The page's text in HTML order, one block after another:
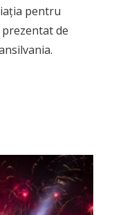
pentru
de